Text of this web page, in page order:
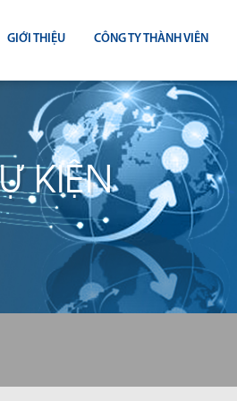
GIỚI THIỆU CÔNG TY THÀNH VIÊN
KIỆN